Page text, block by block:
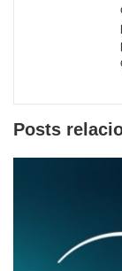
Posts